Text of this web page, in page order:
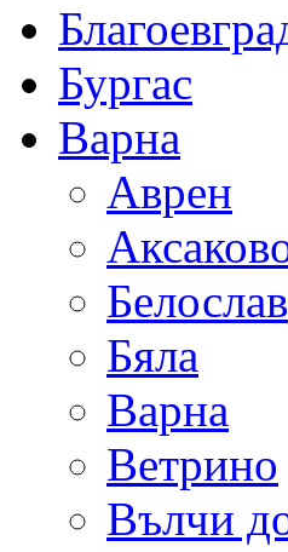
Бургас
Варна
Аврен
Белослав
Бяла
Варна
Ветрино
Вълчи